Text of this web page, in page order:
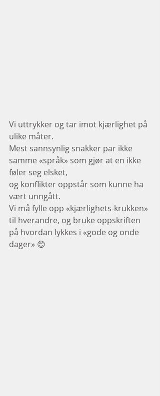
Vi uttrykker og tar imot kjærlighet på
ulike måter.
Mest sannsynlig snakker par ikke
samme «språk» som gjør at en ikke
føler seg elsket,
og konflikter oppstår som kunne ha
vært unngått.
Vi må fylle opp «kjærlighets-krukken»
til hverandre, og bruke oppskriften
på hvordan lykkes i «gode og onde
dager» 😊